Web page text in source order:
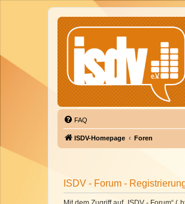
FAQ
ISDV-Homepage Foren
ISDV - Forum -